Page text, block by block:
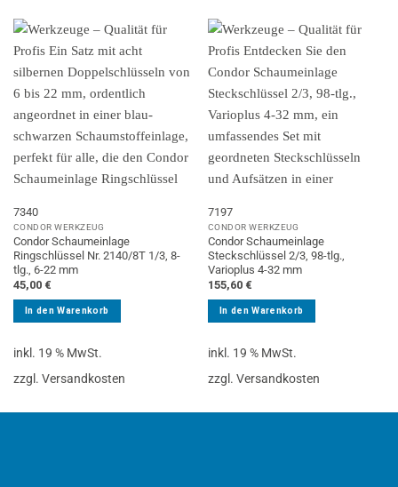
7340
CONDOR WERKZEUG
Condor Schaumeinlage
Ringschlüssel Nr. 2140/8T 1/3, 8-
tlg., 6-22 mm
45,00 €
In den Warenkorb
inkl. 19 % MwSt.
zzgl. Versandkosten
7197
CONDOR WERKZEUG
Condor Schaumeinlage
Steckschlüssel 2/3, 98-tlg.,
Varioplus 4-32 mm
155,60 €
In den Warenkorb
inkl. 19 % MwSt.
zzgl. Versandkosten